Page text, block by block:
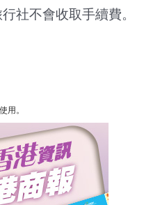
社不會收取手續費。
用。